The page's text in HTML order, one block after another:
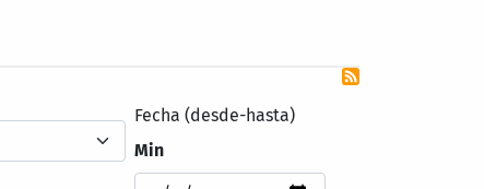
Fecha (desde-hasta)
Min